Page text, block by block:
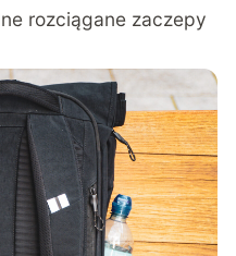
rozciągane zaczepy